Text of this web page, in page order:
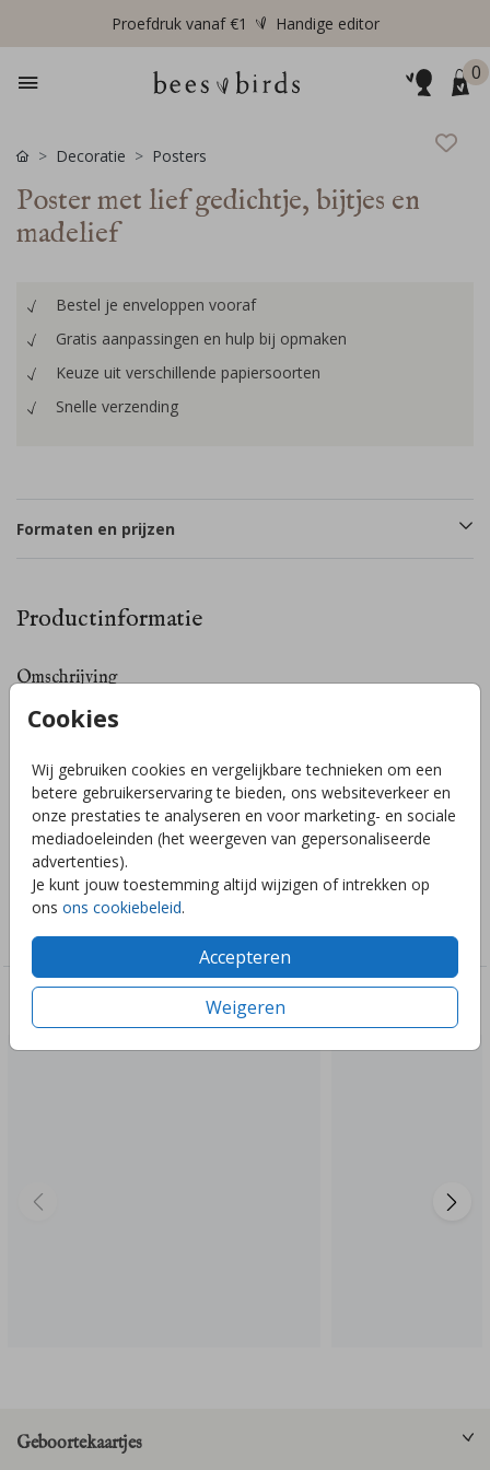
Proefdruk vanaf €1 Handige editor
0
Cookies
Wij gebruiken cookies en vergelijkbare technieken om een
betere gebruikerservaring te bieden, ons websiteverkeer en
onze prestaties te analyseren en voor marketing- en sociale
mediadoeleinden (het weergeven van gepersonaliseerde
advertenties).
Je kunt jouw toestemming altijd wijzigen of intrekken op
ons ons cookiebeleid.
Accepteren
Weigeren
Decoratie Posters
Poster met lief gedichtje, bijtjes en
madelief
Bestel je enveloppen vooraf
Gratis aanpassingen en hulp bij opmaken
Keuze uit verschillende papiersoorten
Snelle verzending
Formaten en prijzen
Productinformatie
Omschrijving
Deze poster is supergaaf op de babykamer (of kinderkamer).
De twee bijtjes, 'lieve cleo' en een subtiel hartje onder het
en/of gedichtje gemakkelijk zelf aan in de editor! Voor hulp
of vragen kun je mij altijd een appje sturen of mailen. Ik help
je graag!
Toon meer
Collectie
Posters
Deze ontwerpen vind je misschien ook leuk
Geboortekaartjes